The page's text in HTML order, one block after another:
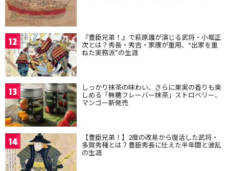
12 『豊臣兄弟！』で萩原護が演じる武将・小堀正
次とは？秀長・秀吉・家康が重用、“出家を重
ねた実務派”の生涯
13 しっかり抹茶の味わい、さらに果実の香りも楽
しめる「無糖フレーバー抹茶」ストロベリー、
マンゴー新発売
14 【豊臣兄弟！】2度の改易から復活した武将・
多賀秀種とは？豊臣秀長に仕えた半年間と波乱
の生涯